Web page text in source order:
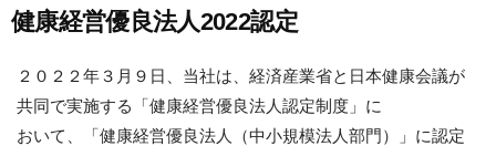
健康経営優良法人2022認定
２０２２年３月９日、当社は、経済産業省と日本健康会議が
共同で実施する「健康経営優良法人認定制度」に
おいて、「健康経営優良法人（中小規模法人部門）」に認定